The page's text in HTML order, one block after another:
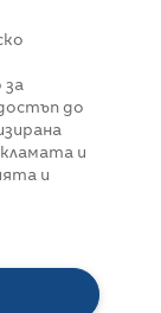
за
до
и
и